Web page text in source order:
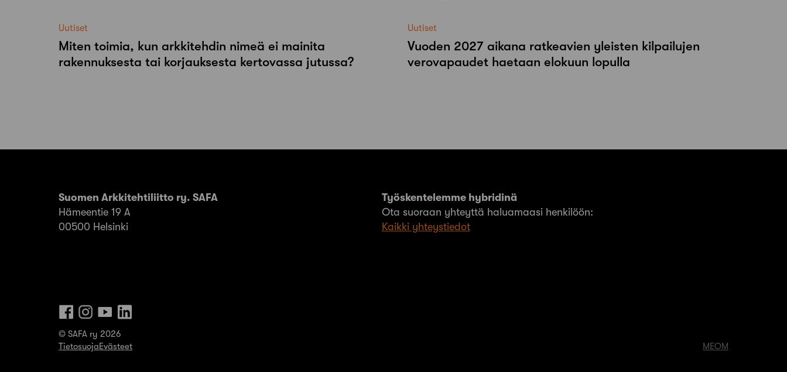
Uutiset
Miten toimia, kun arkkitehdin nimeä ei mainita
rakennuksesta tai korjauksesta kertovassa jutussa?
Uutiset
Vuoden 2027 aikana ratkeavien yleisten kilpailujen
verovapaudet haetaan elokuun lopulla
Suomen Arkkitehtiliitto ry. SAFA
Hämeentie 19 A
00500 Helsinki
Työskentelemme hybridinä
Ota suoraan yhteyttä haluamaasi henkilöön:
Kaikki yhteystiedot
© SAFA ry 2026
TietosuojaEvästeet MEOM